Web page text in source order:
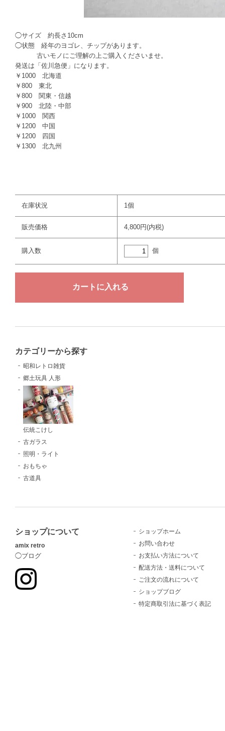
◯サイズ 約長さ10cm
◯状態 経年のヨゴレ、チップがあります。
古いモノにご理解の上ご購入くださいませ。
発送は「佐川急便」になります。
￥1000 北海道
￥800 東北
￥800 関東・信越
￥900 北陸・中部
￥1000 関西
￥1200 中国
￥1200 四国
￥1300 北九州
在庫状況 1個
販売価格 4,800円(内税)
購入数 個
カテゴリーから探す
昭和レトロ雑貨
郷土玩具 人形
伝統こけし
古ガラス
照明・ライト
おもちゃ
古道具
ショップについて
amix retro
◯ブログ
ショップホーム
お問い合わせ
お支払い方法について
配送方法・送料について
ご注文の流れについて
ショップブログ
特定商取引法に基づく表記